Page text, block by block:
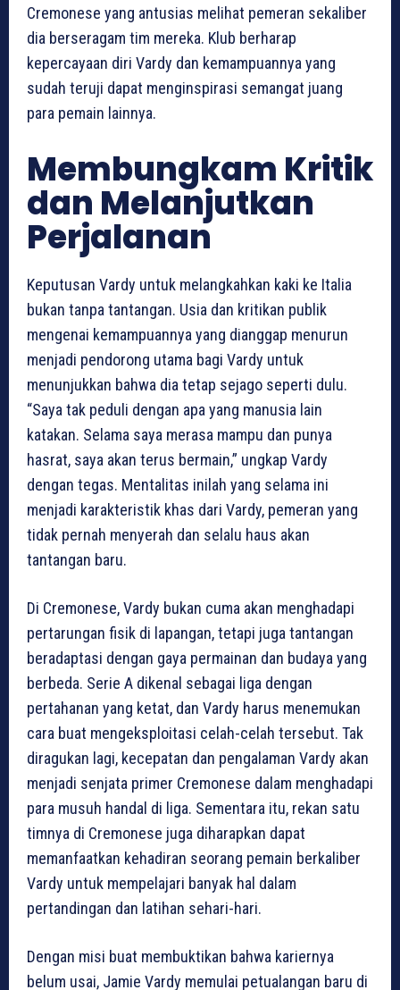
Cremonese yang antusias melihat pemeran sekaliber
dia berseragam tim mereka. Klub berharap
kepercayaan diri Vardy dan kemampuannya yang
sudah teruji dapat menginspirasi semangat juang
para pemain lainnya.
Membungkam Kritik
dan Melanjutkan
Perjalanan
Keputusan Vardy untuk melangkahkan kaki ke Italia
bukan tanpa tantangan. Usia dan kritikan publik
mengenai kemampuannya yang dianggap menurun
menjadi pendorong utama bagi Vardy untuk
menunjukkan bahwa dia tetap sejago seperti dulu.
“Saya tak peduli dengan apa yang manusia lain
katakan. Selama saya merasa mampu dan punya
hasrat, saya akan terus bermain,” ungkap Vardy
dengan tegas. Mentalitas inilah yang selama ini
menjadi karakteristik khas dari Vardy, pemeran yang
tidak pernah menyerah dan selalu haus akan
tantangan baru.
Di Cremonese, Vardy bukan cuma akan menghadapi
pertarungan fisik di lapangan, tetapi juga tantangan
beradaptasi dengan gaya permainan dan budaya yang
berbeda. Serie A dikenal sebagai liga dengan
pertahanan yang ketat, dan Vardy harus menemukan
cara buat mengeksploitasi celah-celah tersebut. Tak
diragukan lagi, kecepatan dan pengalaman Vardy akan
menjadi senjata primer Cremonese dalam menghadapi
para musuh handal di liga. Sementara itu, rekan satu
timnya di Cremonese juga diharapkan dapat
memanfaatkan kehadiran seorang pemain berkaliber
Vardy untuk mempelajari banyak hal dalam
pertandingan dan latihan sehari-hari.
Dengan misi buat membuktikan bahwa kariernya
belum usai, Jamie Vardy memulai petualangan baru di